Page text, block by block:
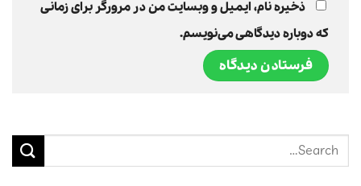
ذخیره نام، ایمیل و وبسایت من در مرورگر برای زمانی
که دوباره دیدگاهی می‌نویسم.